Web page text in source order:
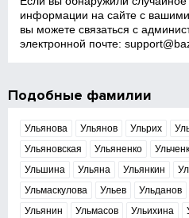
информации на сайте с
вы можете связаться с
электронной почте:
Подобные фамилии
Ульянова Ульянов Ульрих
Ульяновская
Ульяненко
Ульшина
Ульяна Ульянкин
Ульмаскулова
Ульев Ульданов
Ульянин
Ульмасов Ульихина